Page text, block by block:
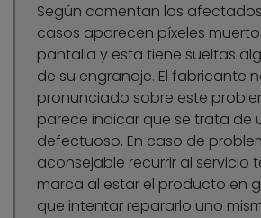
Según comentan los
casos aparecen píxeles
pantalla y esta tiene sueltas
de su engranaje. El fabricante
pronunciado sobre este
parece indicar que se trata de
defectuoso. En caso de
aconsejable recurrir al servicio
marca al estar el producto en
que intentar repararlo uno